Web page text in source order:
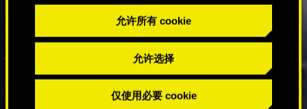
允许所有 cookie
允许选择
仅使用必要 cookie
过注册“我的奖励”来兑换《赛
博朋克 2077》本体和谍战资
料片《往日之影》游戏中的好
物和特典，